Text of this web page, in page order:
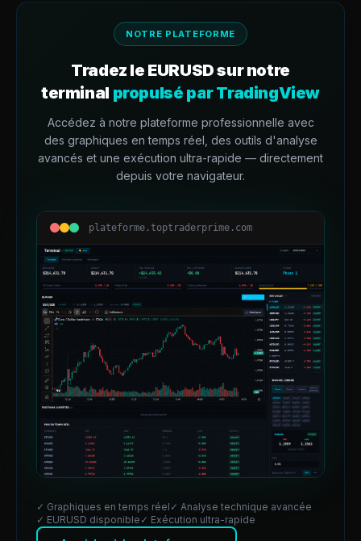
NOTRE PLATEFORME
Tradez le EURUSDsur notre
terminal propulsé par TradingView
Accédez à notre plateforme professionnelle avec
des graphiques en temps réel, des outils d'analyse
avancés et une exécution ultra-rapide — directement
depuis votre navigateur.
plateforme.toptraderprime.com
✓ Graphiques en temps réel ✓ Analyse technique avancée
✓ EURUSD disponible ✓ Exécution ultra-rapide